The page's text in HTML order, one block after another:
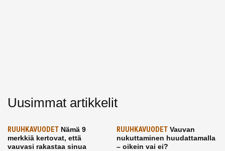
Uusimmat artikkelit
RUUHKAVUODET Nämä 9
merkkiä kertovat, että
vauvasi rakastaa sinua
RUUHKAVUODETVauvan
nukuttaminen huudattamalla
– oikein vai ei?